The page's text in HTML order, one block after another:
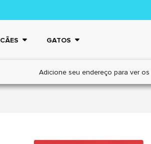
CÃES GATOS
Adicione seu endereço para ver os